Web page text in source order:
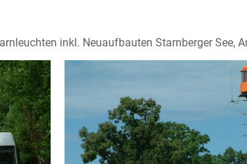
inkl. Neuaufbauten Starnberger See,